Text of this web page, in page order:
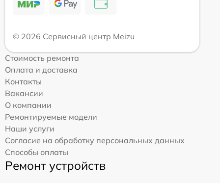
© 2026 Сервисный центр Meizu
Стоимость ремонта
Оплата и доставка
Контакты
Вакансии
О компании
Ремонтируемые модели
Наши услуги
Согласие на обработку персональных данных
Способы оплаты
Ремонт устройств